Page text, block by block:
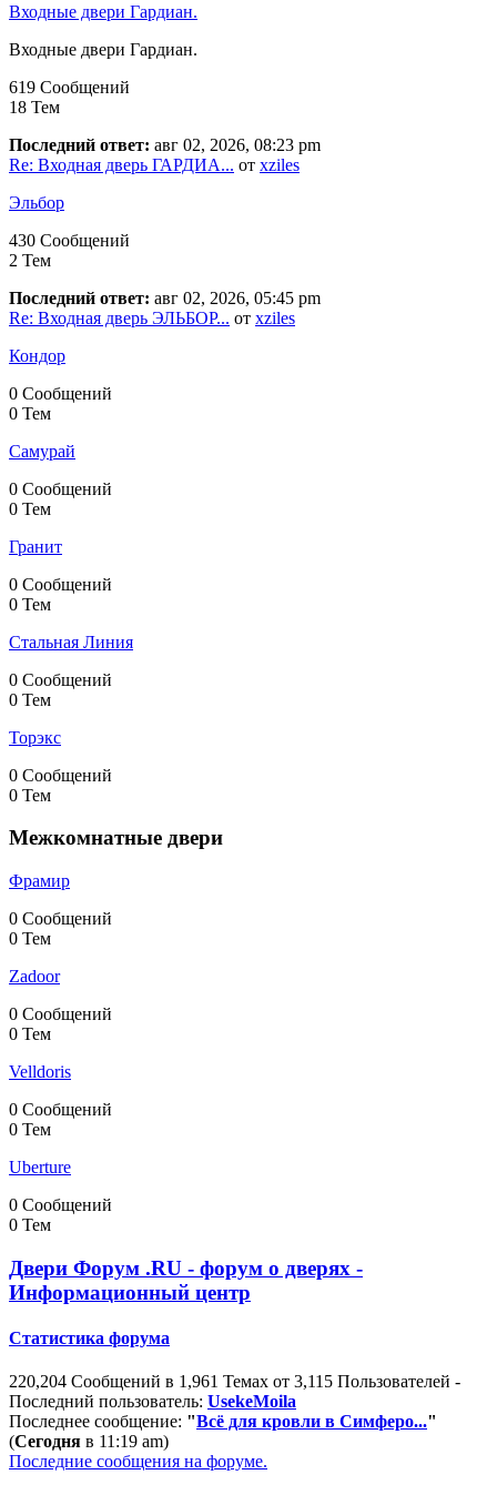
Входные двери Гардиан.
Входные двери Гардиан.
619 Сообщений
18 Тем
Последний ответ: авг 02, 2026, 08:23 pm
Re: Входная дверь ГАРДИА... от xziles
Эльбор
430 Сообщений
2 Тем
Последний ответ: авг 02, 2026, 05:45 pm
Re: Входная дверь ЭЛЬБОР... от xziles
Кондор
0 Сообщений
0 Тем
Самурай
0 Сообщений
0 Тем
Гранит
0 Сообщений
0 Тем
Стальная Линия
0 Сообщений
0 Тем
Торэкс
0 Сообщений
0 Тем
Межкомнатные двери
Фрамир
0 Сообщений
0 Тем
Zadoor
0 Сообщений
0 Тем
Velldoris
0 Сообщений
0 Тем
Uberture
0 Сообщений
0 Тем
Двери Форум .RU - форум о дверях -
Информационный центр
Статистика форума
220,204 Сообщений в 1,961 Темах от 3,115 Пользователей -
Последний пользователь: UsekeMoila
Последнее сообщение: "Всё для кровли в Симферо..."
(Сегодня в 11:19 am)
Последние сообщения на форуме.